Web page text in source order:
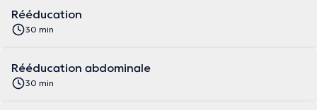
Rééducation
30 min
Rééducation abdominale
30 min